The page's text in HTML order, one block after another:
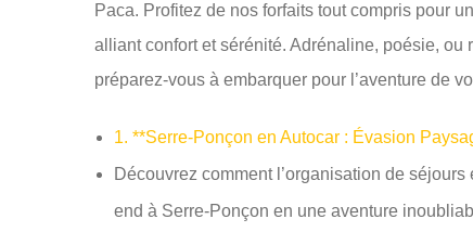
Paca. Profitez de nos forfaits tout compris pour
alliant confort et sérénité. Adrénaline, poésie,
préparez-vous à embarquer pour l’aventure de
1. **Serre-Ponçon en Autocar : Évasion
Découvrez comment l’organisation de
end à Serre-Ponçon en une aventure